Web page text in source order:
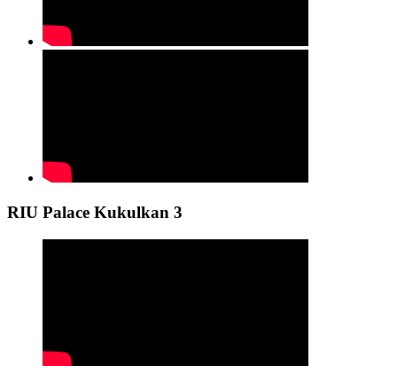
RIU Palace Kukulkan 3